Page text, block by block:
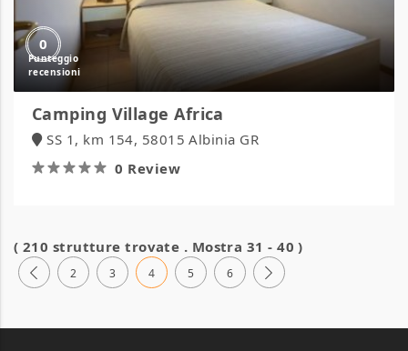
0
Camping Village Africa
SS 1, km 154, 58015 Albinia GR
0 Review
( 210 strutture trovate . Mostra 31 - 40 )
2 3 4 5 6